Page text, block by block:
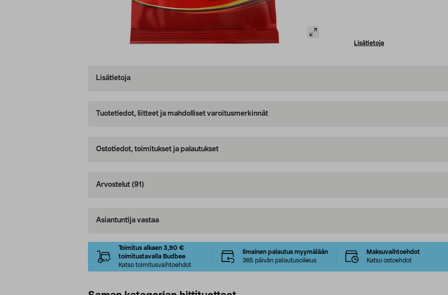
Lisätietoja
Lisätietoja
Tuotetiedot, liitteet ja mahdolliset varoitusmerkinnät
Ostotiedot, toimitukset ja palautukset
Arvostelut (91)
Asiantuntija vastaa
Toimitus alkaen 3,90 €
toimitustavalla Budbee
Katso toimitusvaihtoehdot
Ilmainen palautus myymälään
365 päivän palautusoikeus
Maksuvaihtoehdot
Katso ostoehdot